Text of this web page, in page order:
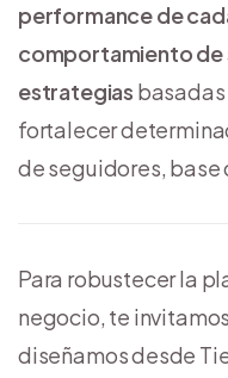
performance de
comportamiento de
estrategias basadas
fortalecer
de seguidores,
Para robustecer la
negocio, te
diseñamos desde